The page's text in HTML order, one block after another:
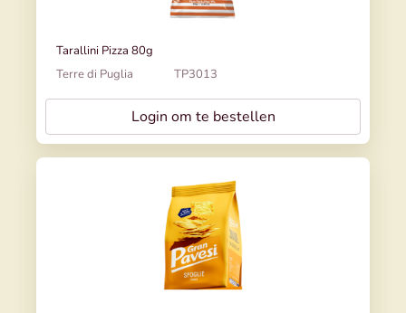
Tarallini Pizza 80g
Terre di Puglia
TP3013
Login om te bestellen